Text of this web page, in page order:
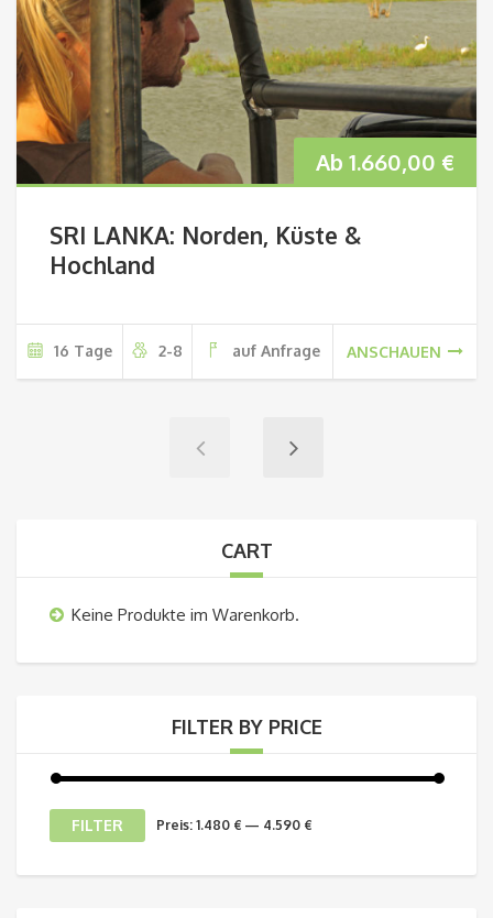
Ab 1.660,00 €
SRI LANKA: Norden, Küste &
Hochland
16 Tage 2-8 auf Anfrage ANSCHAUEN
CART
Keine Produkte im Warenkorb.
FILTER BY PRICE
FILTER Preis: 1.480 € — 4.590 €